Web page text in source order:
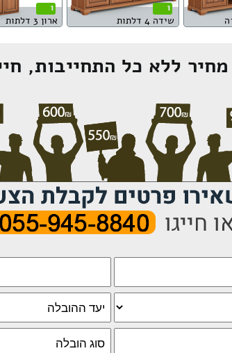
1
שידה 4 דלתות
1
ארון 3 דלתות
ללא כל התחייבות,